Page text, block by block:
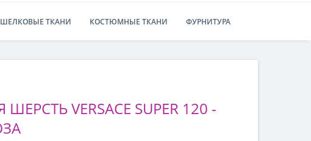
ШЕЛКОВЫЕ ТКАНИ КОСТЮМНЫЕ ТКАНИ ФУРНИТУРА
VERSACE SUPER 120 -